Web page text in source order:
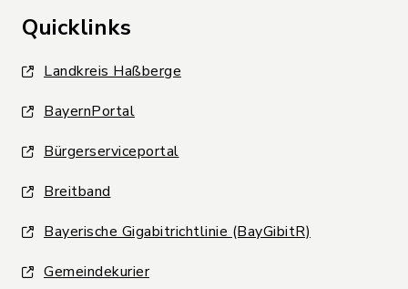
Quicklinks
Landkreis Haßberge
BayernPortal
Bürgerserviceportal
Breitband
Bayerische Gigabitrichtlinie (BayGibitR)
Gemeindekurier